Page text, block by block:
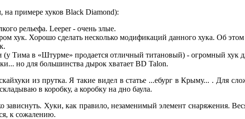
на примере хуков Black Diamond):
рельефа. Leeper - очень злые.
хук. Хорошо сделать несколько модификаций данного хука. Об
(у Тима в «Штурме» продается отличный титановый) - огромный хук
но для большинства дырок хватает BD Talon.
из прутка. Я такие видел в статье ...ебург в Крыму... . Для
в коробку, а коробку на дно баула.
зависнуть. Хуки, как правило, незаменимый элемент снаряжения.
к сожалению.